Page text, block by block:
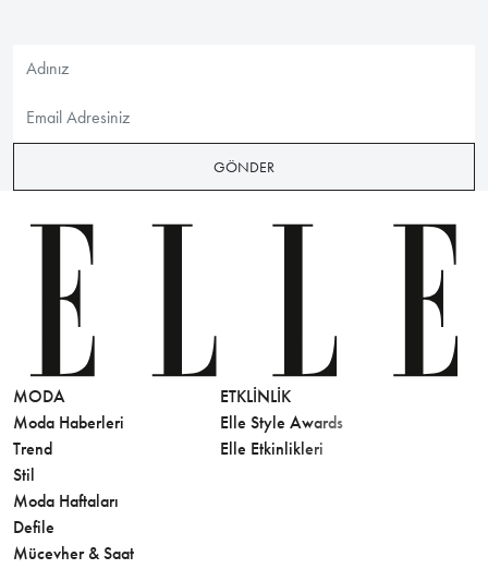
GÖNDER
MODA
Moda Haberleri
Trend
Stil
Moda Haftaları
Defile
Mücevher & Saat
ETKLINLIK
Elle Style Awards
Elle Etkinlikleri